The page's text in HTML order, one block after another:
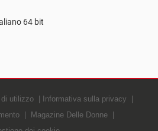
64 bit
di utilizzo
Informativa sulla privacy
Magazine Delle Donne